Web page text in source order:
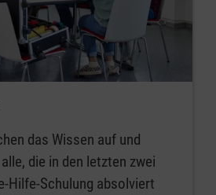
das Wissen auf und
die in den letzten zwei
Hilfe-Schulung absolviert